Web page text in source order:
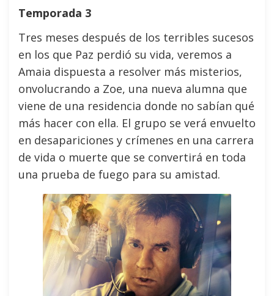
Temporada 3
Tres meses después de los terribles sucesos
en los que Paz perdió su vida, veremos a
Amaia dispuesta a resolver más misterios,
onvolucrando a Zoe, una nueva alumna que
viene de una residencia donde no sabían qué
más hacer con ella. El grupo se verá envuelto
en desapariciones y crímenes en una carrera
de vida o muerte que se convertirá en toda
una prueba de fuego para su amistad.